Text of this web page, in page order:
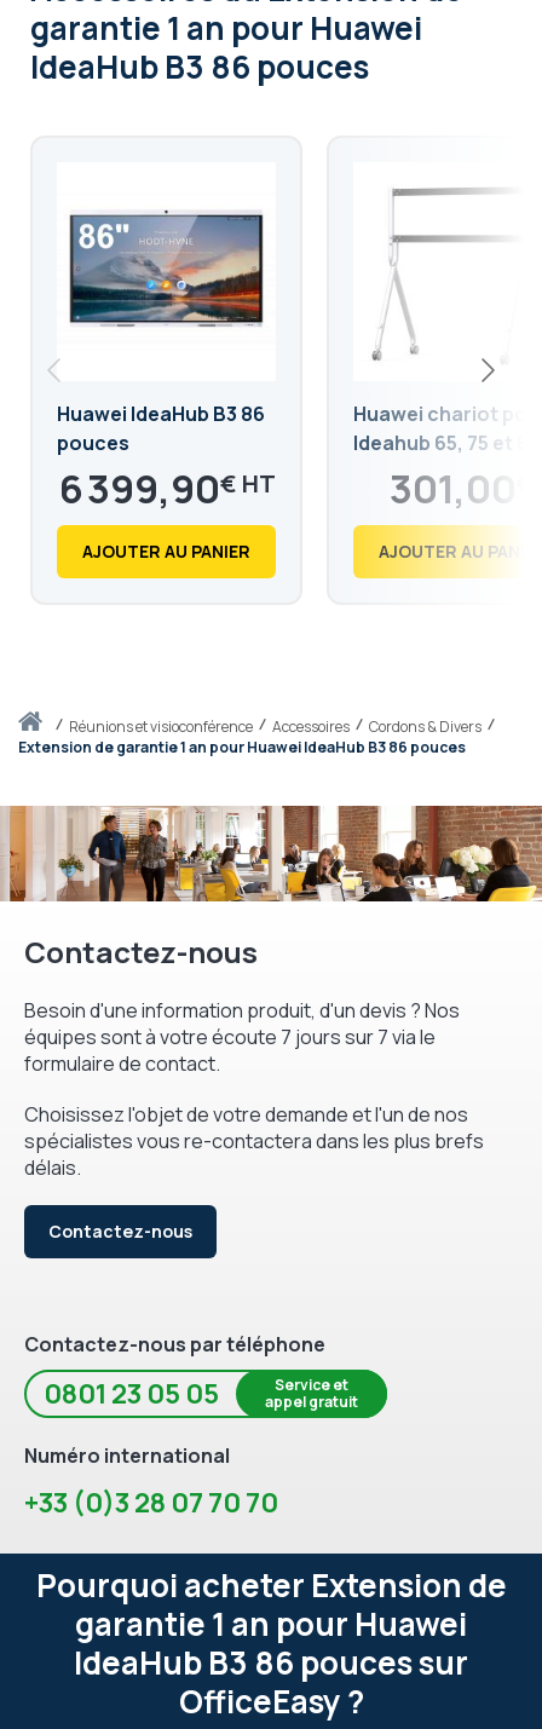
Accueilréunions et visioconférence Accessoires
Cordons & Divers
Extension de garantie 1 an pour Huawei IdeaHub B3 86 pouces
garantie 1 an pour Huawei
IdeaHub B3 86 pouces
Huawei IdeaHub B3 86
pouces
6 399,90€
7 679,88
AJOUTER AU PANIER
Huawei chariot
Ideahub 65, 75 et 86
pouces
301,00
361,20
AJOUTER AU
Contactez-nous
Besoin d'une information produit, d'un devis ? Nos
équipes sont à votre écoute 7 jours sur 7 via le
formulaire de contact.
Choisissez l'objet de votre demande et l'un de nos
spécialistes vous re-contactera dans les plus brefs
délais.
Contactez-nous
Contactez-nous par téléphone
0801 23 05 05
Service et
appel gratuit
Numéro international
+33 (0)3 28 07 70 70
Pourquoi acheter Extension de
garantie 1 an pour Huawei
IdeaHub B3 86 pouces sur
OfficeEasy ?